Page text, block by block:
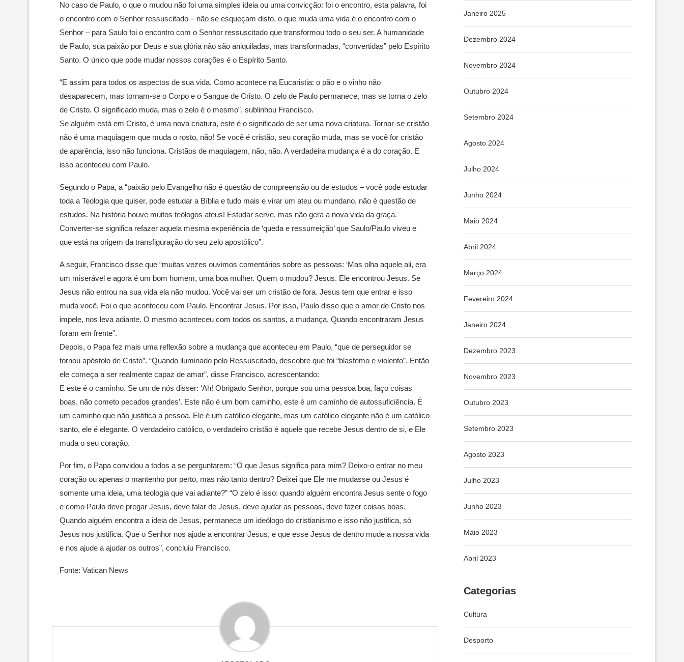
No caso de Paulo, o que o mudou não foi uma simples ideia ou uma convicção: foi o encontro, esta palavra, foi
o encontro com o Senhor ressuscitado – não se esqueçam disto, o que muda uma vida é o encontro com o
Senhor – para Saulo foi o encontro com o Senhor ressuscitado que transformou todo o seu ser. A humanidade
de Paulo, sua paixão por Deus e sua glória não são aniquiladas, mas transformadas, “convertidas” pelo Espírito
Santo. O único que pode mudar nossos corações é o Espírito Santo.
“E assim para todos os aspectos de sua vida. Como acontece na Eucaristia: o pão e o vinho não
desaparecem, mas tornam-se o Corpo e o Sangue de Cristo. O zelo de Paulo permanece, mas se torna o zelo
de Cristo. O significado muda, mas o zelo é o mesmo”, sublinhou Francisco.
Se alguém está em Cristo, é uma nova criatura, este é o significado de ser uma nova criatura. Tornar-se cristão
não é uma maquiagem que muda o rosto, não! Se você é cristão, seu coração muda, mas se você for cristão
de aparência, isso não funciona. Cristãos de maquiagem, não, não. A verdadeira mudança é a do coração. E
isso aconteceu com Paulo.
Segundo o Papa, a “paixão pelo Evangelho não é questão de compreensão ou de estudos – você pode estudar
toda a Teologia que quiser, pode estudar a Bíblia e tudo mais e virar um ateu ou mundano, não é questão de
estudos. Na história houve muitos teólogos ateus! Estudar serve, mas não gera a nova vida da graça.
Converter-se significa refazer aquela mesma experiência de ‘queda e ressurreição’ que Saulo/Paulo viveu e
que está na origem da transfiguração do seu zelo apostólico”.
A seguir, Francisco disse que “muitas vezes ouvimos comentários sobre as pessoas: ‘Mas olha aquele ali, era
um miserável e agora é um bom homem, uma boa mulher. Quem o mudou? Jesus. Ele encontrou Jesus. Se
Jesus não entrou na sua vida ela não mudou. Você vai ser um cristão de fora. Jesus tem que entrar e isso
muda você. Foi o que aconteceu com Paulo. Encontrar Jesus. Por isso, Paulo disse que o amor de Cristo nos
impele, nos leva adiante. O mesmo aconteceu com todos os santos, a mudança. Quando encontraram Jesus
foram em frente”.
Depois, o Papa fez mais uma reflexão sobre a mudança que aconteceu em Paulo, “que de perseguidor se
tornou apóstolo de Cristo”. “Quando iluminado pelo Ressuscitado, descobre que foi “blasfemo e violento”. Então
ele começa a ser realmente capaz de amar”, disse Francisco, acrescentando:
E este é o caminho. Se um de nós disser: ‘Ah! Obrigado Senhor, porque sou uma pessoa boa, faço coisas
boas, não cometo pecados grandes’. Este não é um bom caminho, este é um caminho de autossuficiência. É
um caminho que não justifica a pessoa. Ele é um católico elegante, mas um católico elegante não é um católico
santo, ele é elegante. O verdadeiro católico, o verdadeiro cristão é aquele que recebe Jesus dentro de si, e Ele
muda o seu coração.
Por fim, o Papa convidou a todos a se perguntarem: “O que Jesus significa para mim? Deixo-o entrar no meu
coração ou apenas o mantenho por perto, mas não tanto dentro? Deixei que Ele me mudasse ou Jesus é
somente uma ideia, uma teologia que vai adiante?” “O zelo é isso: quando alguém encontra Jesus sente o fogo
e como Paulo deve pregar Jesus, deve falar de Jesus, deve ajudar as pessoas, deve fazer coisas boas.
Quando alguém encontra a ideia de Jesus, permanece um ideólogo do cristianismo e isso não justifica, só
Jesus nos justifica. Que o Senhor nos ajude a encontrar Jesus, e que esse Jesus de dentro mude a nossa vida
e nos ajude a ajudar os outros”, concluiu Francisco.
Fonte: Vatican News
Janeiro 2025
Dezembro 2024
Novembro 2024
Outubro 2024
Setembro 2024
Agosto 2024
Julho 2024
Junho 2024
Maio 2024
Abril 2024
Março 2024
Fevereiro 2024
Janeiro 2024
Dezembro 2023
Novembro 2023
Outubro 2023
Setembro 2023
Agosto 2023
Julho 2023
Junho 2023
Maio 2023
Abril 2023
Categorias
Cultura
Desporto